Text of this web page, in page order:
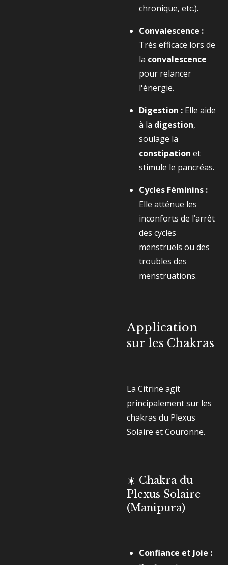
chronique, etc.).
Convalescence :
Très efficace lors de
la convalescence
pour relancer
l'énergie.
Digestion : Elle aide
à la digestion,
soulage la
constipation et
stimule le pancréas.
Cycles Féminins :
Elle atténue les
inconforts de l’arrêt
des cycles
menstruels ou des
troubles des
menstruations.
Application
sur les Chakras
La Citrine agit
principalement sur les
chakras du Plexus
Solaire et Couronne.
☀️ Chakra du
Plexus Solaire
(Manipura)
Confiance et Joie :